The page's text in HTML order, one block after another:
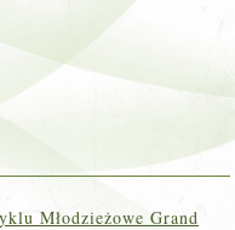
Młodzieżowe Grand